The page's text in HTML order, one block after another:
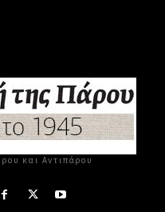
και Αντιπάρου